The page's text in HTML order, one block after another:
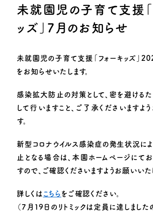
園の紹介
子育て支援
お知らせ 園のできごと
動画で見る追手門学院幼稚園
お問い合わせ このサイトについて
未就園児の子育て支援「
ッズ」7月のお知らせ
未就園児の子育て支援「フォーキッズ」
をお知らせいたします。
感染拡大防止の対策として、密を避ける
して行いますこと、ご了承くださいますよ
す。
新型コロナウイルス感染症の発生状況によ
止となる場合は、本園ホームページにて
すので、ご確認くださいますようお願いいたし
詳しくは こちら をご確認ください。
（7月19日のリトミックは定員に達しまし